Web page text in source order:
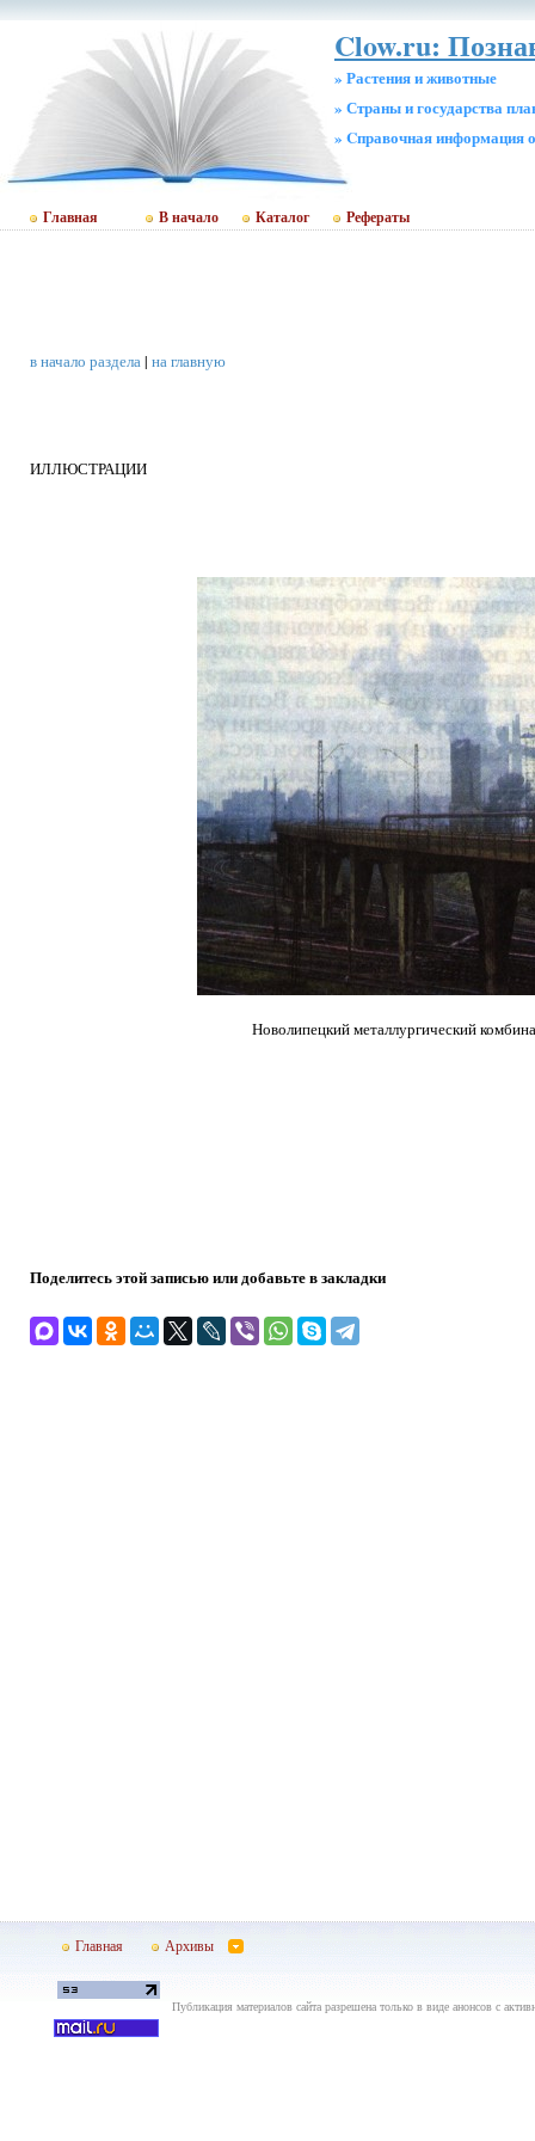
Clow.ru:
» Растения и животные
» Страны и государства
» Cправочная информация
Главная В начало Каталог Рефераты
в начало раздела| на главную
ИЛЛЮСТРАЦИИ
Новолипецкий металлургический
Поделитесь этой записью или добавьте в закладки
Главная Архивы
Публикация материалов сайта разрешена только в виде анонсов с